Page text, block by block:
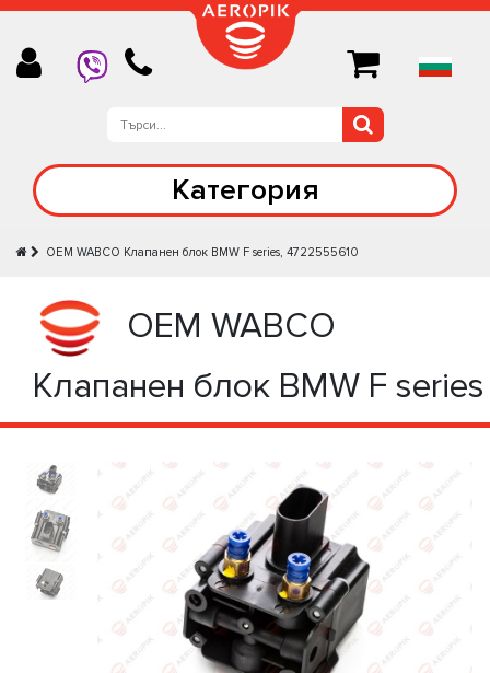
Категория
OEM WABCO Клапанен блок BMW F series, 4722555610
OEM WABCO
Клапанен блок BMW F series